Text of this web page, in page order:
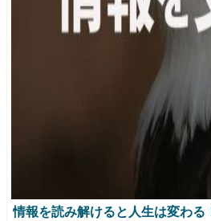
情報を読み解けると人生は変わ